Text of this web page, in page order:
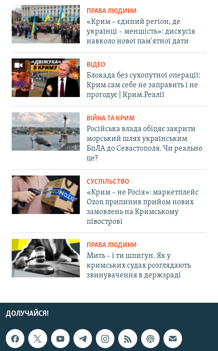
ПРАВА ЛЮДИНИ
«Крим – єдиний регіон, де
українці – меншість»: дискусія
навколо нової пам'ятної дати
ВІДЕО
Блокада без сухопутної операції:
Крим сам себе не заправить і не
прогодує | Крим.Реалії
ВІЙНА ТА КРИМ
Російська влада обіцяє закрити
морський шлях українським
БпЛА до Севастополя. Чи реально
це?
СУСПІЛЬСТВО
«Крим – не Росія»: маркетплейс
Ozon припинив прийом нових
замовлень на Кримському
півострові
ПРАВА ЛЮДИНИ
Мить – і ти шпигун. Як у
кримських судах розглядають
звинувачення в держзраді
ДОЛУЧАЙСЯ!